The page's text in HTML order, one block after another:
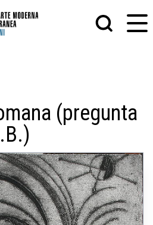
SCULTURA
STAMPA
ALTRO
MATRICI XILOGRAFICHE
FOTOGRAFIA
(pregunta